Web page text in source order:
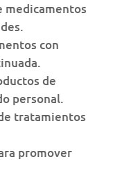
medicamentos
con
de
personal.
tratamientos
promover